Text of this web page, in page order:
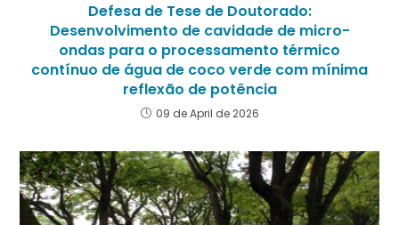
Defesa de Tese de Doutorado:
Desenvolvimento de cavidade de micro-
ondas para o processamento térmico
contínuo de água de coco verde com mínima
reflexão de potência
09 de April de 2026